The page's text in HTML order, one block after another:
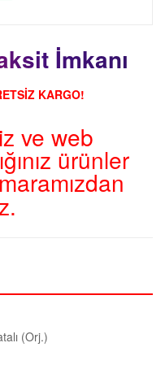
İmkanı
KARGO!
ve web
ürünler
(Orj.)